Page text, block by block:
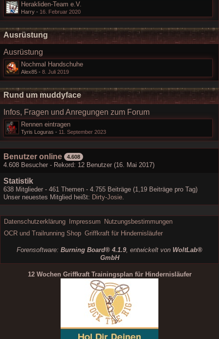
Herakliden-Team e.V.
Harry - 16. Februar 2020
Ausrüstung
Ausrüstung
Nochmal Handschuhe
Alex85 - 8. Juli 2019
Rund um muddyface
Infos, Fragen und Anregungen zum Forum
Rennen eintragen
Tyris Loguras - 11. September 2023
Benutzer online 4.608
4.608 Besucher - Rekord: 12 Benutzer (16. Mai 2017)
Statistik
638 Mitglieder - 461 Themen - 4.755 Beiträge (1,19 Beiträge pro Tag)
Unser neuestes Mitglied heißt: Dirty-Josie.
Datenschutzerklärung Impressum
Nutzungsbestimmungen
OCR und Trailrunning Shop Griffkraft für Hindernisläufer
Forensoftware: Burning Board® 4.1.9, entwickelt von WoltLab®
GmbH
12 Wochen Griffkraft Trainingsplan für Hindernisläufer